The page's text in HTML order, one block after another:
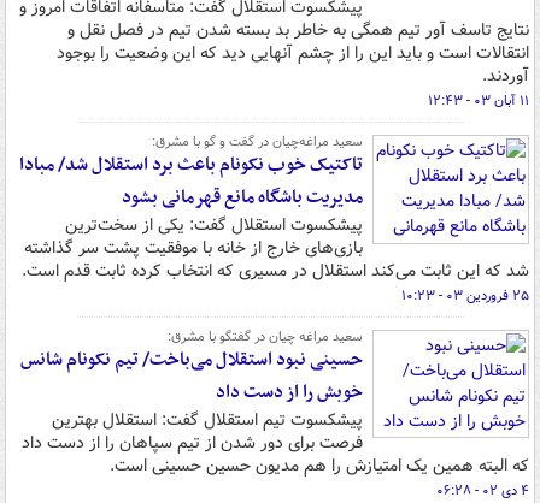
پیشکسوت استقلال گفت: متاسفانه اتفاقات امروز و
نتایج تاسف آور تیم همگی به خاطر بد بسته شدن تیم در فصل نقل و
انتقالات است و باید این را از چشم آنهایی دید که این وضعیت را بوجود
آوردند.
۱۱ آبان ۰۳ - ۱۲:۴۳
سعید مراغه‌چیان در گفت و گو با مشرق:
تاکتیک خوب نکونام باعث برد استقلال شد/ مبادا
مدیریت باشگاه مانع قهرمانی بشود
پیشکسوت استقلال گفت: یکی از سخت‌ترین
بازی‌های خارج از خانه با موفقیت پشت سر گذاشته
شد که این ثابت می‌کند استقلال در مسیری که انتخاب کرده ثابت قدم است.
۲۵ فروردین ۰۳ - ۱۰:۲۳
سعید مراغه چیان در گفتگو با مشرق:
حسینی نبود استقلال می‌باخت/ تیم نکونام شانس
خوبش را از دست داد
پیشکسوت تیم استقلال گفت: استقلال بهترین
فرصت برای دور شدن از تیم سپاهان را از دست داد
که البته همین یک امتیازش را هم مدیون حسین حسینی است.
۴ دی ۰۲ - ۰۶:۲۸